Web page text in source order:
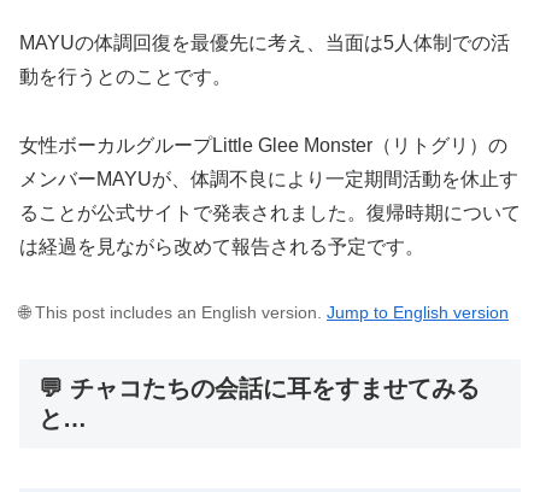
MAYUの体調回復を最優先に考え、当面は5人体制での活
動を行うとのことです。
女性ボーカルグループLittle Glee Monster（リトグリ）の
メンバーMAYUが、体調不良により一定期間活動を休止す
ることが公式サイトで発表されました。復帰時期について
は経過を見ながら改めて報告される予定です。
🌐 This post includes an English version. Jump to English version
💬 チャコたちの会話に耳をすませてみる
と…